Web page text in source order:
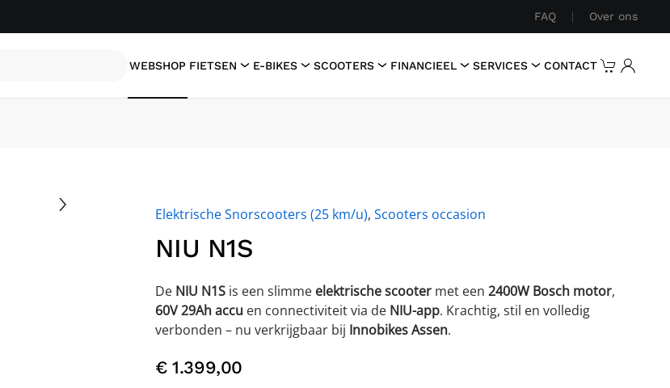
FAQ Over ons
WEBSHOP FIETSEN E-BIKES SCOOTERS FINANCIEEL SERVICES CONTACT
Elektrische Snorscooters (25 km/u), Scooters occasion
NIU N1S
De NIU N1S is een slimme elektrische scooter met een 2400W Bosch motor,
60V 29Ah accu en connectiviteit via de NIU-app. Krachtig, stil en volledig
verbonden – nu verkrijgbaar bij Innobikes Assen.
€1.399,00